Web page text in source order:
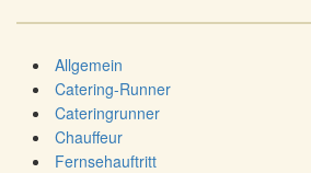
Allgemein
Catering-Runner
Cateringrunner
Chauffeur
Fernsehauftritt